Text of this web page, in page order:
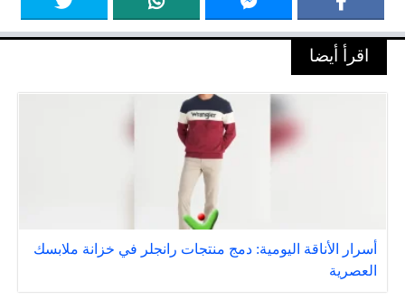
اقرأ أيضا
أسرار الأناقة اليومية: دمج منتجات رانجلر في خزانة ملابسك
العصرية